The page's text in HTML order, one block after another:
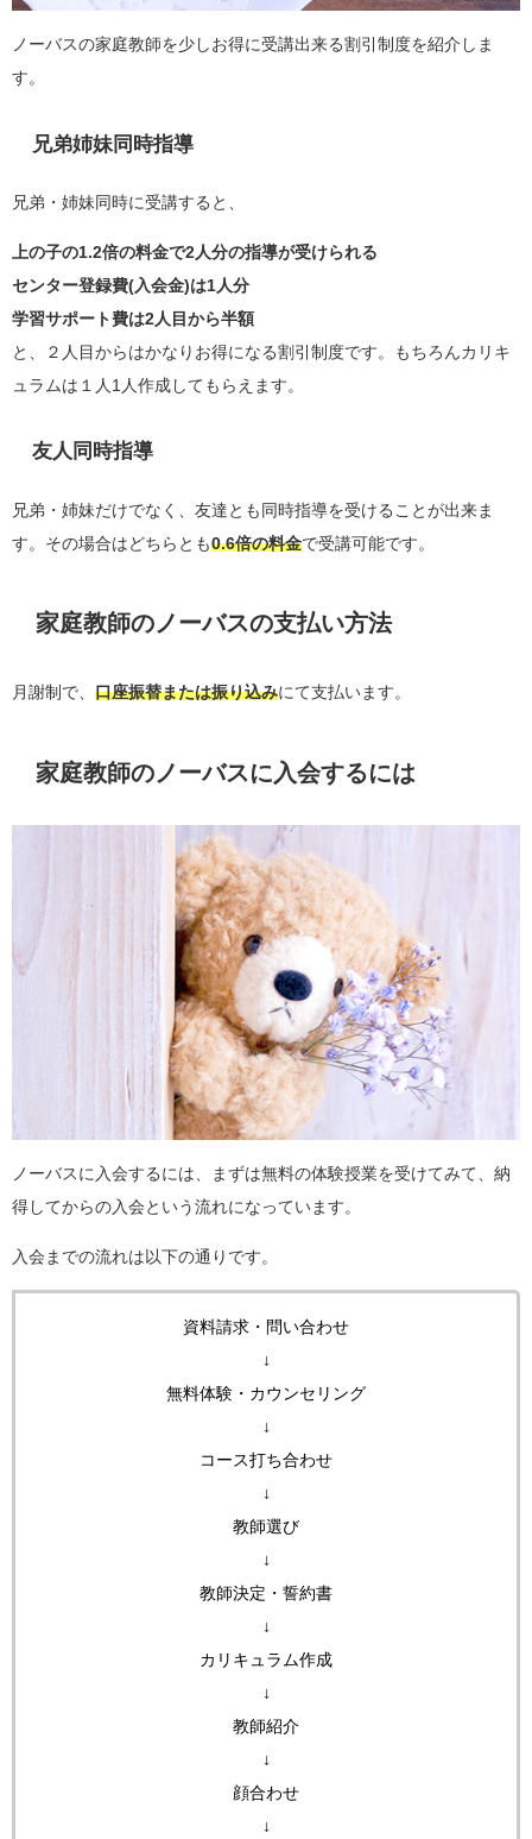
ノーバスの家庭教師を少しお得に受講出来る割引制度を紹介しま
す。
兄弟姉妹同時指導
兄弟・姉妹同時に受講すると、
上の子の1.2倍の料金で2人分の指導が受けられる
センター登録費(入会金)は1人分
学習サポート費は2人目から半額
と、２人目からはかなりお得になる割引制度です。もちろんカリキ
ュラムは１人1人作成してもらえます。
友人同時指導
兄弟・姉妹だけでなく、友達とも同時指導を受けることが出来ま
す。その場合はどちらとも0.6倍の料金で受講可能です。
家庭教師のノーバスの支払い方法
月謝制で、 口座振替または振り込みにて支払います。
家庭教師のノーバスに入会するには
ノーバスに入会するには、まずは無料の体験授業を受けてみて、納
得してからの入会という流れになっています。
入会までの流れは以下の通りです。
資料請求・問い合わせ
↓
無料体験・カウンセリング
↓
コース打ち合わせ
↓
教師選び
↓
教師決定・誓約書
↓
カリキュラム作成
↓
教師紹介
↓
顔合わせ
↓